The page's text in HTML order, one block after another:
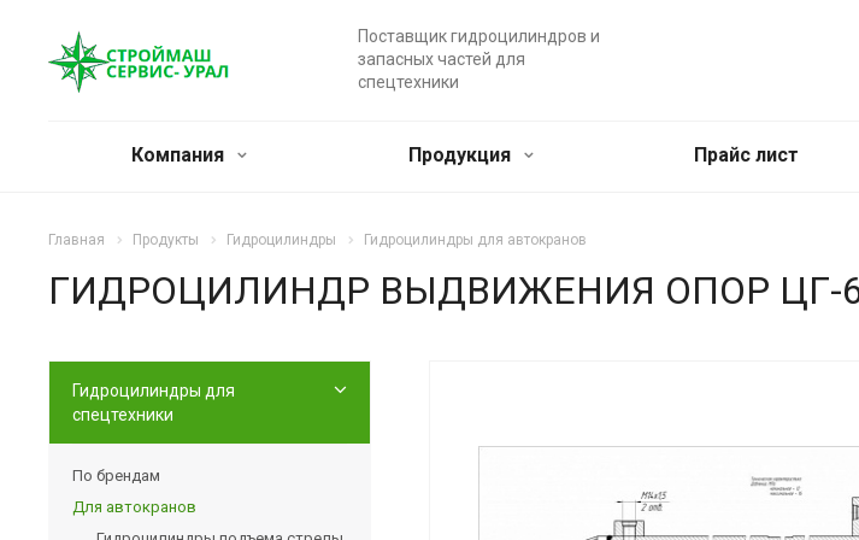
Поставщик гидроцилиндров и
запасных частей для
спецтехники
Компания Продукция Прайс лист
Главная Продукты Гидроцилиндры Гидроцилиндры для автокранов
ГИДРОЦИЛИНДР ВЫДВИЖЕНИЯ ОПОР ЦГ-
Гидроцилиндры для
спецтехники
По брендам
Для автокранов